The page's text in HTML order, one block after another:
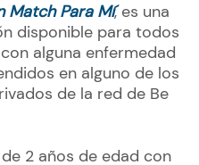
Match Para Mí, es una
disponible para todos
alguna enfermedad
en alguno de los
de la red de Be
2 años de edad con